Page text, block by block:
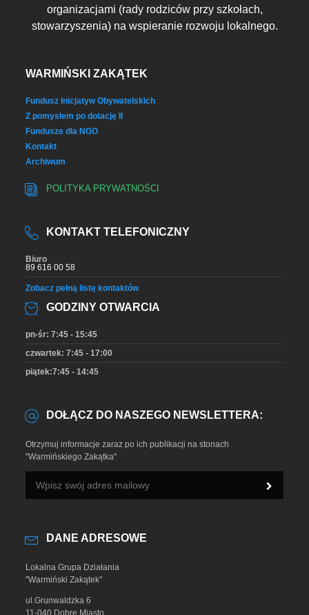
organizacjami (rady rodziców przy szkołach,
stowarzyszenia) na wspieranie rozwoju lokalnego.
WARMIŃSKI ZAKĄTEK
Fundusz Inicjatyw Obywatelskich
Z pomysłem po dotację II
Fundusze dla NGO
Kontakt
Archiwum
POLITYKA PRYWATNOŚCI
KONTAKT TELEFONICZNY
Biuro
89 616 00 58
Zobacz pełną listę kontaktów
GODZINY OTWARCIA
pn-śr: 7:45 - 15:45
czwartek: 7:45 - 17:00
piątek:7:45 - 14:45
DOŁĄCZ DO NASZEGO NEWSLETTERA:
Otrzymuj informacje zaraz po ich publikacji na stonach
"Warmińskiego Zakątka"
DANE ADRESOWE
Lokalna Grupa Działania
"Warmiński Zakątek"
ul.Grunwaldzka 6